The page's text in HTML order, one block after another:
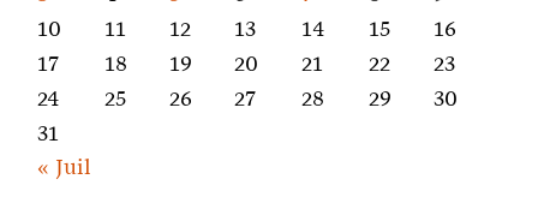
10
11 12 13 14 15
16
17
18 19 20 21 22
23
24
25 26 27 28 29
30
31
« Juil